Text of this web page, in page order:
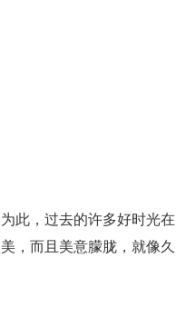
，过去的许多好时光在
，而且美意朦胧，就像久